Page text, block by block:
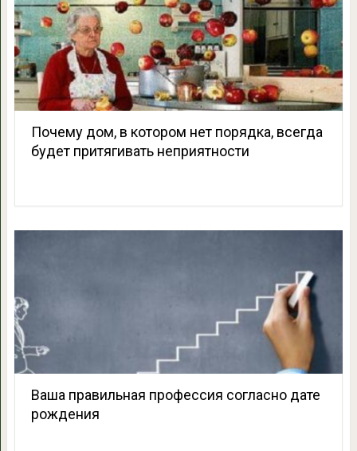
Почему дом, в котором нет порядка, всегда
будет притягивать неприятности
Ваша правильная профессия согласно дате
рождения